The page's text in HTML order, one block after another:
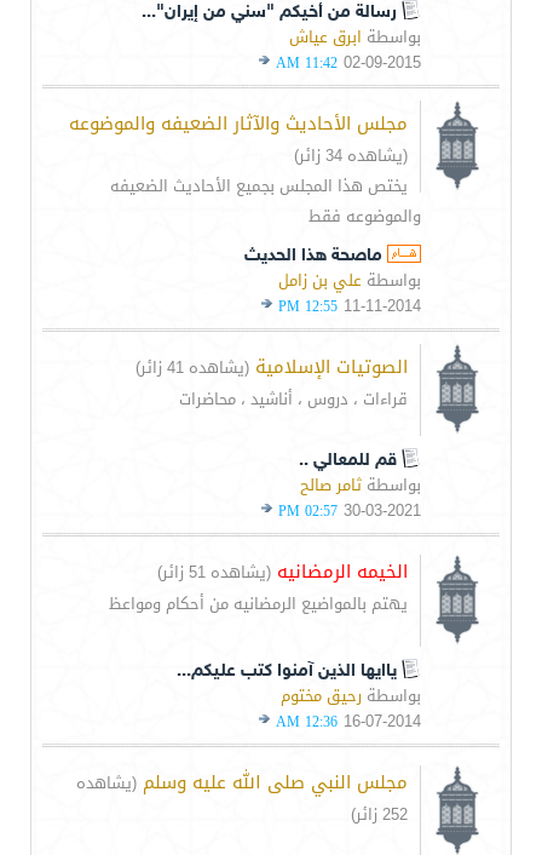
رسالة من أخيكم "سني من إيران"...
بواسطة ابرق عياش
02-09-2015
11:42 AM
مجلس الأحاديث والآثار الضعيفه والموضوعه
(يشاهده 34 زائر)
يختص هذا المجلس بجميع الأحاديث الضعيفه
والموضوعه فقط
ماصحة هذا الحديث
بواسطة علي بن زامل
11-11-2014
12:55 PM
الصوتيات الإسلامية (يشاهده 41 زائر)
قراءات ، دروس ، أناشيد ، محاضرات
قم للمعالي ..
بواسطة ثامر صالح
30-03-2021
02:57 PM
الخيمه الرمضانيه (يشاهده 51 زائر)
يهتم بالمواضيع الرمضانيه من أحكام ومواعظ
ياايها الذين آمنوا كتب عليكم...
بواسطة رحيق مختوم
16-07-2014
12:36 AM
مجلس النبي صلى الله عليه وسلم (يشاهده
252 زائر)